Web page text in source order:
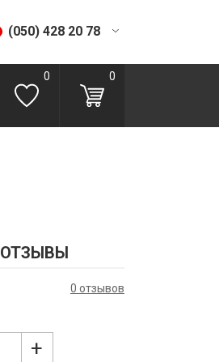
(050) 428 20 78
(067) 293 28 56
0 0
ОТЗЫВЫ
0 отзывов
+